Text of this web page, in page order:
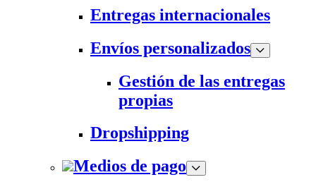
Entregas internacionales
Envíos personalizados
Gestión de las entregas
propias
Dropshipping
Medios de pago